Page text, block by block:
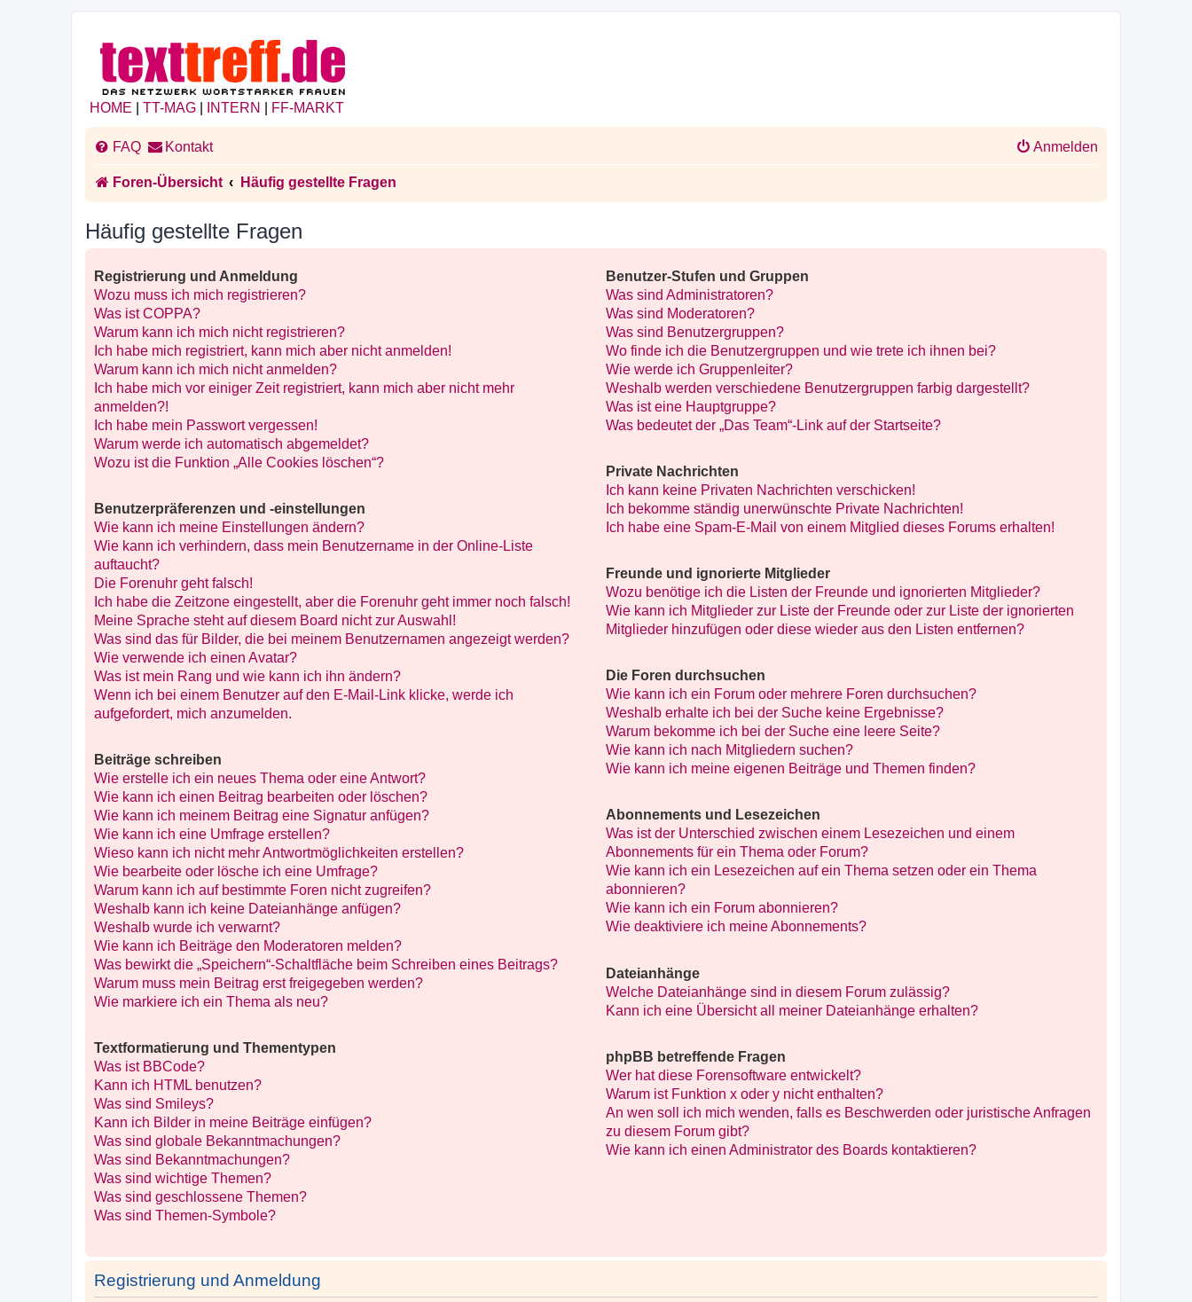
HOME TT-MAG INTERN FF-MARKT
FAQ Kontakt Anmelden
Foren-Übersicht Häufig gestellte Fragen
Häufig gestellte Fragen
Registrierung und Anmeldung
Wozu muss ich mich registrieren?
Was ist COPPA?
Warum kann ich mich nicht registrieren?
Ich habe mich registriert, kann mich aber nicht anmelden!
Warum kann ich mich nicht anmelden?
Ich habe mich vor einiger Zeit registriert, kann mich aber nicht mehr
anmelden?!
Ich habe mein Passwort vergessen!
Warum werde ich automatisch abgemeldet?
Wozu ist die Funktion „Alle Cookies löschen“?
Benutzerpräferenzen und -einstellungen
Wie kann ich meine Einstellungen ändern?
Wie kann ich verhindern, dass mein Benutzername in der Online-Liste
auftaucht?
Die Forenuhr geht falsch!
Ich habe die Zeitzone eingestellt, aber die Forenuhr geht immer noch falsch!
Meine Sprache steht auf diesem Board nicht zur Auswahl!
Was sind das für Bilder, die bei meinem Benutzernamen angezeigt werden?
Wie verwende ich einen Avatar?
Was ist mein Rang und wie kann ich ihn ändern?
Wenn ich bei einem Benutzer auf den E-Mail-Link klicke, werde ich
aufgefordert, mich anzumelden.
Beiträge schreiben
Wie erstelle ich ein neues Thema oder eine Antwort?
Wie kann ich einen Beitrag bearbeiten oder löschen?
Wie kann ich meinem Beitrag eine Signatur anfügen?
Wie kann ich eine Umfrage erstellen?
Wieso kann ich nicht mehr Antwortmöglichkeiten erstellen?
Wie bearbeite oder lösche ich eine Umfrage?
Warum kann ich auf bestimmte Foren nicht zugreifen?
Weshalb kann ich keine Dateianhänge anfügen?
Weshalb wurde ich verwarnt?
Wie kann ich Beiträge den Moderatoren melden?
Was bewirkt die „Speichern“-Schaltfläche beim Schreiben eines Beitrags?
Warum muss mein Beitrag erst freigegeben werden?
Wie markiere ich ein Thema als neu?
Textformatierung und Thementypen
Was ist BBCode?
Kann ich HTML benutzen?
Was sind Smileys?
Kann ich Bilder in meine Beiträge einfügen?
Was sind globale Bekanntmachungen?
Was sind Bekanntmachungen?
Was sind wichtige Themen?
Was sind geschlossene Themen?
Was sind Themen-Symbole?
Benutzer-Stufen und Gruppen
Was sind Administratoren?
Was sind Moderatoren?
Was sind Benutzergruppen?
Wo finde ich die Benutzergruppen und wie trete ich ihnen bei?
Wie werde ich Gruppenleiter?
Weshalb werden verschiedene Benutzergruppen farbig dargestellt?
Was ist eine Hauptgruppe?
Was bedeutet der „Das Team“-Link auf der Startseite?
Private Nachrichten
Ich kann keine Privaten Nachrichten verschicken!
Ich bekomme ständig unerwünschte Private Nachrichten!
Ich habe eine Spam-E-Mail von einem Mitglied dieses Forums erhalten!
Freunde und ignorierte Mitglieder
Wozu benötige ich die Listen der Freunde und ignorierten Mitglieder?
Wie kann ich Mitglieder zur Liste der Freunde oder zur Liste der ignorierten
Mitglieder hinzufügen oder diese wieder aus den Listen entfernen?
Die Foren durchsuchen
Wie kann ich ein Forum oder mehrere Foren durchsuchen?
Weshalb erhalte ich bei der Suche keine Ergebnisse?
Warum bekomme ich bei der Suche eine leere Seite?
Wie kann ich nach Mitgliedern suchen?
Wie kann ich meine eigenen Beiträge und Themen finden?
Abonnements und Lesezeichen
Was ist der Unterschied zwischen einem Lesezeichen und einem
Abonnements für ein Thema oder Forum?
Wie kann ich ein Lesezeichen auf ein Thema setzen oder ein Thema
abonnieren?
Wie kann ich ein Forum abonnieren?
Wie deaktiviere ich meine Abonnements?
Dateianhänge
Welche Dateianhänge sind in diesem Forum zulässig?
Kann ich eine Übersicht all meiner Dateianhänge erhalten?
phpBB betreffende Fragen
Wer hat diese Forensoftware entwickelt?
Warum ist Funktion x oder y nicht enthalten?
An wen soll ich mich wenden, falls es Beschwerden oder juristische Anfragen
zu diesem Forum gibt?
Wie kann ich einen Administrator des Boards kontaktieren?
Registrierung und Anmeldung